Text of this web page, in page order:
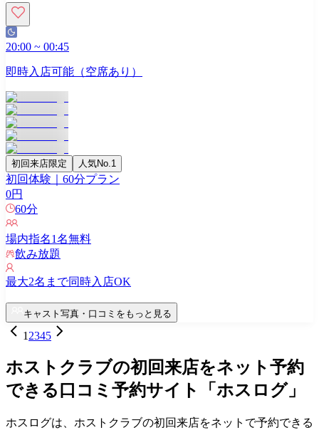
20:00 ~ 00:45
即時入店可能（空席あり）
初回来店限定 人気No.1
初回体験｜60分プラン
0円
60分
場内指名1名無料
飲み放題
最大2名まで同時入店OK
キャスト写真・口コミをもっと見る
1 2345
ホストクラブの初回来店をネット予約
できる口コミ予約サイト「ホスログ」
ホスログは、ホストクラブの初回来店をネットで予約できる